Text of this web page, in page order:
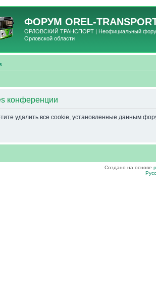
ФОРУМ OREL-
ОРЛОВСКИЙ ТРАНСПОРТ | Неофициальный форум
Орловской области
конференции
удалить все cookie, установленные данным
Создано на основе